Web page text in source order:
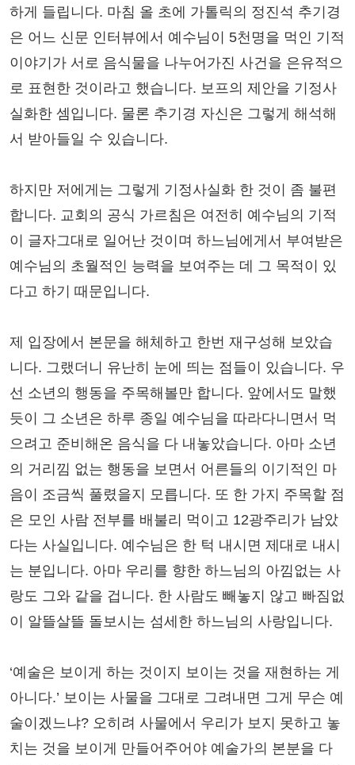
하게 들립니다. 마침 올 초에 가톨릭의 정진석 추기경
은 어느 신문 인터뷰에서 예수님이 5천명을 먹인 기적
이야기가 서로 음식물을 나누어가진 사건을 은유적으
로 표현한 것이라고 했습니다. 보프의 제안을 기정사
실화한 셈입니다. 물론 추기경 자신은 그렇게 해석해
서 받아들일 수 있습니다.
하지만 저에게는 그렇게 기정사실화 한 것이 좀 불편
합니다. 교회의 공식 가르침은 여전히 예수님의 기적
이 글자그대로 일어난 것이며 하느님에게서 부여받은
예수님의 초월적인 능력을 보여주는 데 그 목적이 있
다고 하기 때문입니다.
제 입장에서 본문을 해체하고 한번 재구성해 보았습
니다. 그랬더니 유난히 눈에 띄는 점들이 있습니다. 우
선 소년의 행동을 주목해볼만 합니다. 앞에서도 말했
듯이 그 소년은 하루 종일 예수님을 따라다니면서 먹
으려고 준비해온 음식을 다 내놓았습니다. 아마 소년
의 거리낌 없는 행동을 보면서 어른들의 이기적인 마
음이 조금씩 풀렸을지 모릅니다. 또 한 가지 주목할 점
은 모인 사람 전부를 배불리 먹이고 12광주리가 남았
다는 사실입니다. 예수님은 한 턱 내시면 제대로 내시
는 분입니다. 아마 우리를 향한 하느님의 아낌없는 사
랑도 그와 같을 겁니다. 한 사람도 빼놓지 않고 빠짐없
이 알뜰살뜰 돌보시는 섬세한 하느님의 사랑입니다.
‘예술은 보이게 하는 것이지 보이는 것을 재현하는 게
아니다.’ 보이는 사물을 그대로 그려내면 그게 무슨 예
술이겠느냐? 오히려 사물에서 우리가 보지 못하고 놓
치는 것을 보이게 만들어주어야 예술가의 본분을 다